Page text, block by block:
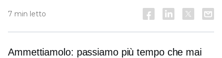
7 min letto
Ammettiamolo: passiamo più tempo che mai